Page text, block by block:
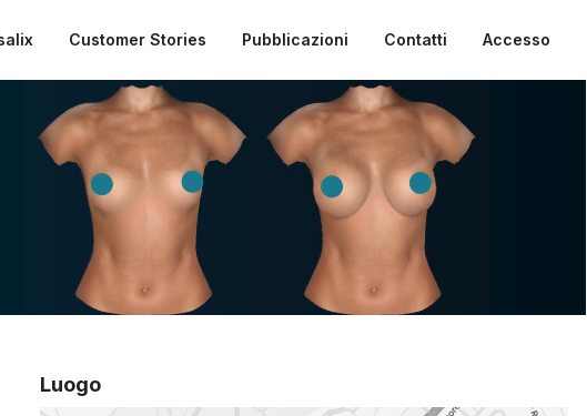
Customer Stories Pubblicazioni Contatti Accesso
Luogo